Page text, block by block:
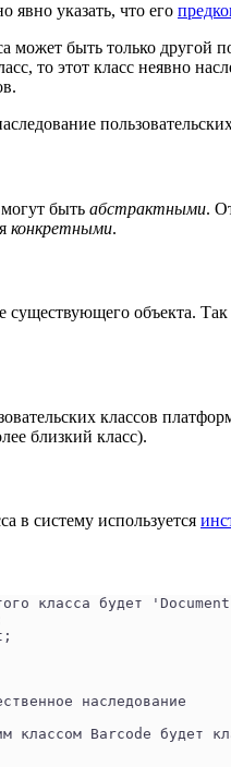
явно указать, что его
может быть только другой
то этот класс неявно
быть абстрактными.
конкретными.
объекта.
классов
близкий класс).
в систему используется
класса будет
наследование
классом Barcode будет